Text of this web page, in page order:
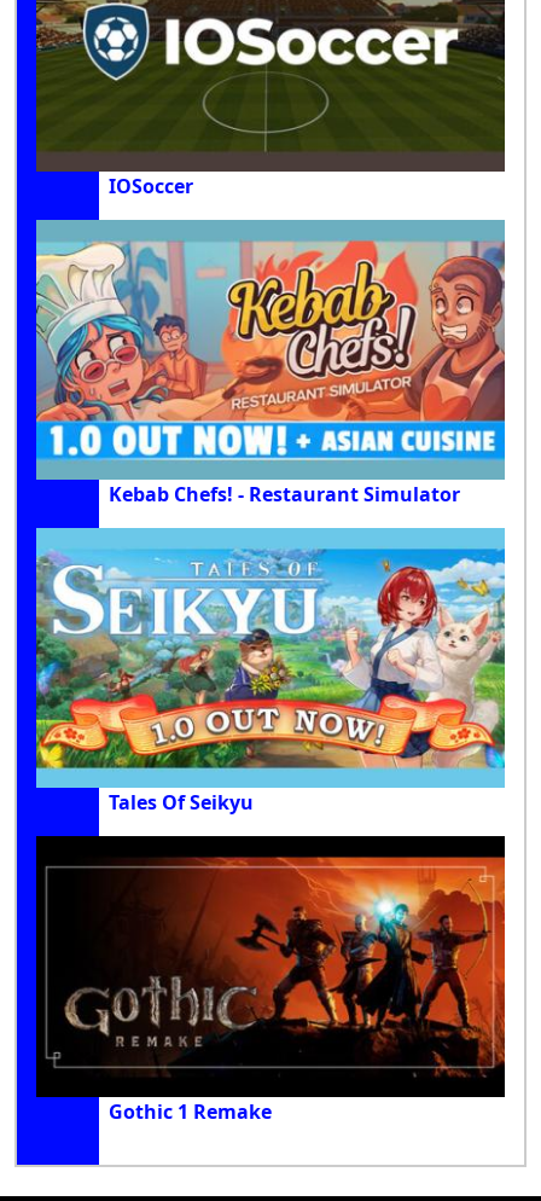
IOSoccer
Kebab Chefs! - Restaurant Simulator
Tales Of Seikyu
Gothic 1 Remake